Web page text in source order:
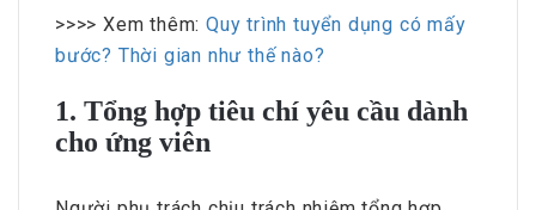
>>>> Xem thêm:Quy trình tuyển dụng có mấy
bước? Thời gian như thế nào?
1. Tổng hợp tiêu chí yêu cầu dành
cho ứng viên